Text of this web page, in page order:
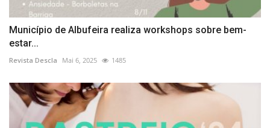
Município de Albufeira realiza workshops sobre bem-
estar...
Revista Descla Mai 6, 2025 1485